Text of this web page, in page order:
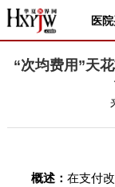
医
“次均费用”天
概述： 在支付